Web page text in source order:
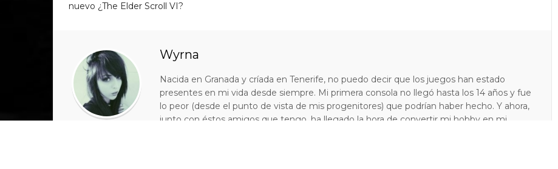
nuevo ¿The Elder Scroll VI?
Wyrna
Nacida en Granada y críada en Tenerife, no puedo decir que los juegos han estado
presentes en mi vida desde siempre. Mi primera consola no llegó hasta los 14 años y fue
lo peor (desde el punto de vista de mis progenitores) que podrían haber hecho. Y ahora,
junto con éstos amigos que tengo, ha llegado la hora de convertir mi hobby en mi